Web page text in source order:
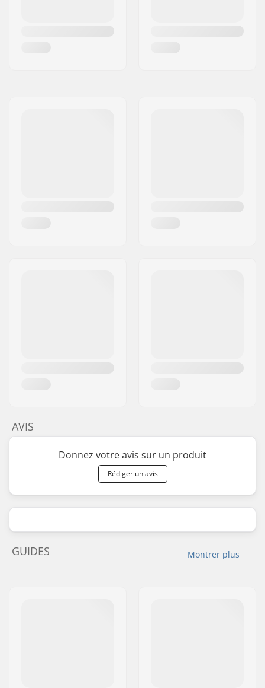
AVIS
Donnez votre avis sur un produit
Rédiger un avis
Montrer plus
GUIDES